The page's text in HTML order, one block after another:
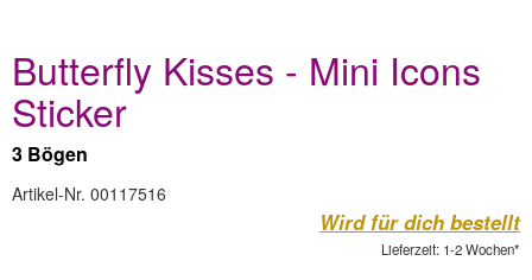
Butterfly Kisses - Mini Icons
Sticker
3 Bögen
Artikel-Nr. 00117516
Wird für dich bestellt
Lieferzeit: 1-2 Wochen*